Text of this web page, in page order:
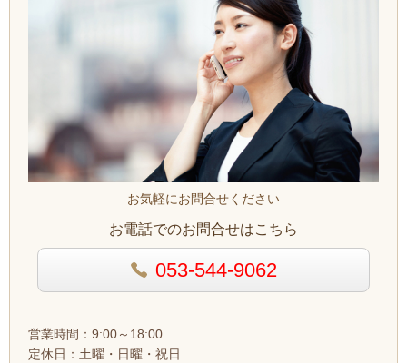
お気軽にお問合せください
お電話でのお問合せはこちら
053-544-9062
営業時間：9:00～18:00
定休日：土曜・日曜・祝日